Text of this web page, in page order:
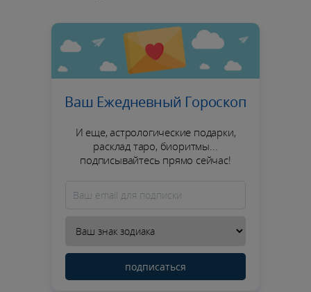
Ваш Ежедневный Гороскоп
И еще, астрологические подарки,
расклад таро, биоритмы...
подписывайтесь прямо сейчас!
подписаться